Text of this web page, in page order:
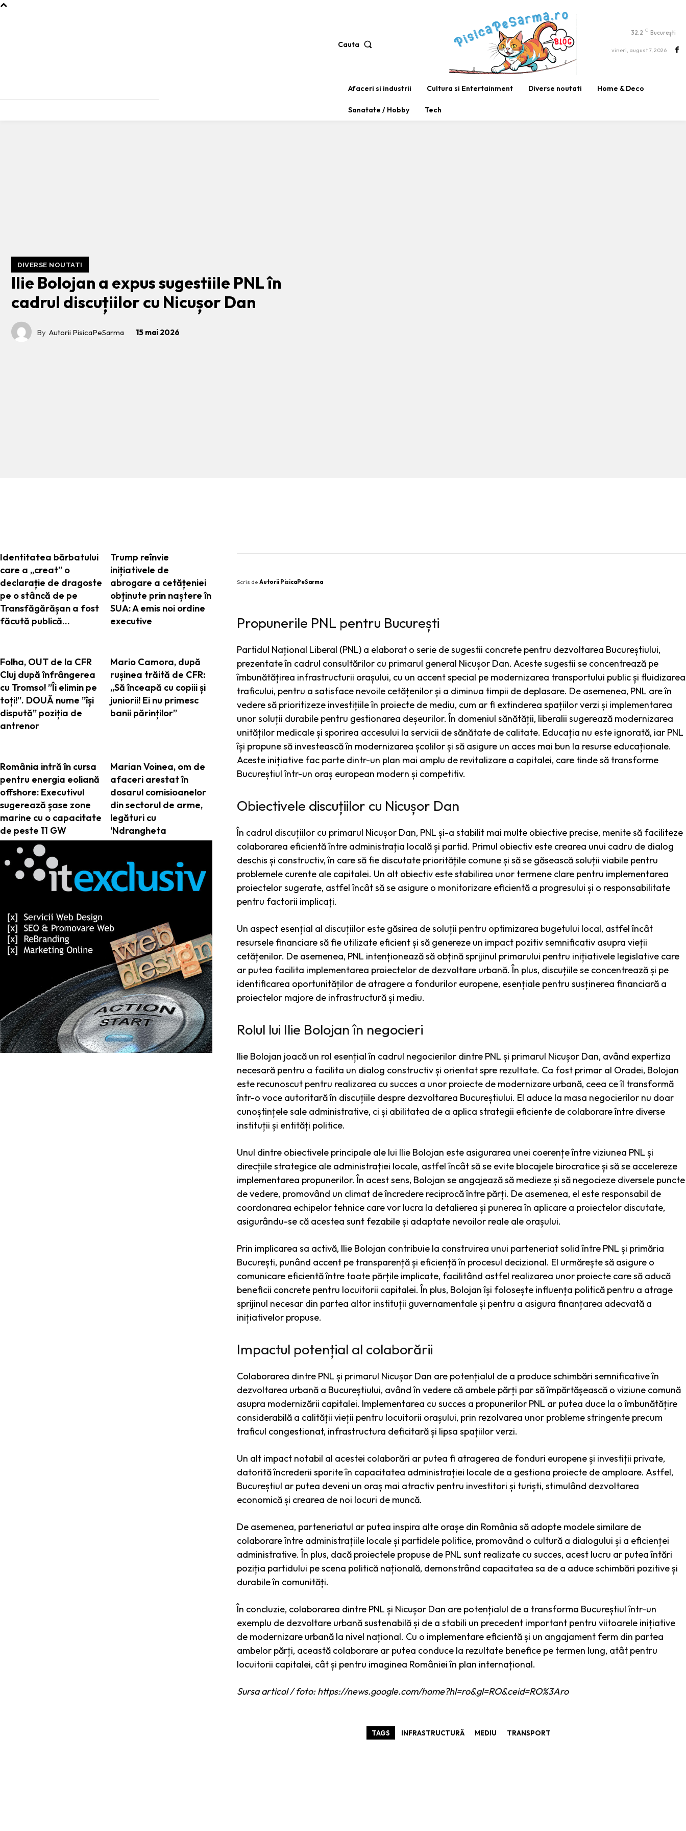
Cauta
32.2 C București
vineri, august 7, 2026
Afaceri si industrii Cultura si Entertainment Diverse noutati Home & Deco
Sanatate / Hobby Tech
DIVERSE NOUTATI
Ilie Bolojan a expus sugestiile PNL în
cadrul discuțiilor cu Nicușor Dan
By Autorii PisicaPeSarma 15 mai 2026
Identitatea bărbatului
care a „creat” o
declarație de dragoste
pe o stâncă de pe
Transfăgărășan a fost
făcută publică…
Trump reînvie
inițiativele de
abrogare a cetățeniei
obținute prin naștere în
SUA: A emis noi ordine
executive
Folha, OUT de la CFR
Cluj după înfrângerea
cu Tromso! ”Îi elimin pe
toți!”. DOUĂ nume ”își
dispută” poziția de
antrenor
Mario Camora, după
rușinea trăită de CFR:
„Să înceapă cu copiii și
juniorii! Ei nu primesc
banii părinților”
România intră în cursa
pentru energia eoliană
offshore: Executivul
sugerează șase zone
marine cu o capacitate
de peste 11 GW
Marian Voinea, om de
afaceri arestat în
dosarul comisioanelor
din sectorul de arme,
legături cu
‘Ndrangheta
Scris de Autorii PisicaPeSarma
Propunerile PNL pentru București
Partidul Național Liberal (PNL) a elaborat o serie de sugestii concrete pentru dezvoltarea Bucureștiului,
prezentate în cadrul consultărilor cu primarul general Nicușor Dan. Aceste sugestii se concentrează pe
îmbunătățirea infrastructurii orașului, cu un accent special pe modernizarea transportului public și fluidizarea
traficului, pentru a satisface nevoile cetățenilor și a diminua timpii de deplasare. De asemenea, PNL are în
vedere să prioritizeze investițiile în proiecte de mediu, cum ar fi extinderea spațiilor verzi și implementarea
unor soluții durabile pentru gestionarea deșeurilor. În domeniul sănătății, liberalii sugerează modernizarea
unităților medicale și sporirea accesului la servicii de sănătate de calitate. Educația nu este ignorată, iar PNL
își propune să investească în modernizarea școlilor și să asigure un acces mai bun la resurse educaționale.
Aceste inițiative fac parte dintr-un plan mai amplu de revitalizare a capitalei, care tinde să transforme
Bucureștiul într-un oraș european modern și competitiv.
Obiectivele discuțiilor cu Nicușor Dan
În cadrul discuțiilor cu primarul Nicușor Dan, PNL și-a stabilit mai multe obiective precise, menite să faciliteze
colaborarea eficientă între administrația locală și partid. Primul obiectiv este crearea unui cadru de dialog
deschis și constructiv, în care să fie discutate prioritățile comune și să se găsească soluții viabile pentru
problemele curente ale capitalei. Un alt obiectiv este stabilirea unor termene clare pentru implementarea
proiectelor sugerate, astfel încât să se asigure o monitorizare eficientă a progresului și o responsabilitate
pentru factorii implicați.
Un aspect esențial al discuțiilor este găsirea de soluții pentru optimizarea bugetului local, astfel încât
resursele financiare să fie utilizate eficient și să genereze un impact pozitiv semnificativ asupra vieții
cetățenilor. De asemenea, PNL intenționează să obțină sprijinul primarului pentru inițiativele legislative care
ar putea facilita implementarea proiectelor de dezvoltare urbană. În plus, discuțiile se concentrează și pe
identificarea oportunităților de atragere a fondurilor europene, esențiale pentru susținerea financiară a
proiectelor majore de infrastructură și mediu.
Rolul lui Ilie Bolojan în negocieri
Ilie Bolojan joacă un rol esențial în cadrul negocierilor dintre PNL și primarul Nicușor Dan, având expertiza
necesară pentru a facilita un dialog constructiv și orientat spre rezultate. Ca fost primar al Oradei, Bolojan
este recunoscut pentru realizarea cu succes a unor proiecte de modernizare urbană, ceea ce îl transformă
într-o voce autoritară în discuțiile despre dezvoltarea Bucureștiului. El aduce la masa negocierilor nu doar
cunoștințele sale administrative, ci și abilitatea de a aplica strategii eficiente de colaborare între diverse
instituții și entități politice.
Unul dintre obiectivele principale ale lui Ilie Bolojan este asigurarea unei coerențe între viziunea PNL și
direcțiile strategice ale administrației locale, astfel încât să se evite blocajele birocratice și să se accelereze
implementarea propunerilor. În acest sens, Bolojan se angajează să medieze și să negocieze diversele puncte
de vedere, promovând un climat de încredere reciprocă între părți. De asemenea, el este responsabil de
coordonarea echipelor tehnice care vor lucra la detalierea și punerea în aplicare a proiectelor discutate,
asigurându-se că acestea sunt fezabile și adaptate nevoilor reale ale orașului.
Prin implicarea sa activă, Ilie Bolojan contribuie la construirea unui parteneriat solid între PNL și primăria
București, punând accent pe transparență și eficiență în procesul decizional. El urmărește să asigure o
comunicare eficientă între toate părțile implicate, facilitând astfel realizarea unor proiecte care să aducă
beneficii concrete pentru locuitorii capitalei. În plus, Bolojan își folosește influența politică pentru a atrage
sprijinul necesar din partea altor instituții guvernamentale și pentru a asigura finanțarea adecvată a
inițiativelor propuse.
Impactul potențial al colaborării
Colaborarea dintre PNL și primarul Nicușor Dan are potențialul de a produce schimbări semnificative în
dezvoltarea urbană a Bucureștiului, având în vedere că ambele părți par să împărtășească o viziune comună
asupra modernizării capitalei. Implementarea cu succes a propunerilor PNL ar putea duce la o îmbunătățire
considerabilă a calității vieții pentru locuitorii orașului, prin rezolvarea unor probleme stringente precum
traficul congestionat, infrastructura deficitară și lipsa spațiilor verzi.
Un alt impact notabil al acestei colaborări ar putea fi atragerea de fonduri europene și investiții private,
datorită încrederii sporite în capacitatea administrației locale de a gestiona proiecte de amploare. Astfel,
Bucureștiul ar putea deveni un oraș mai atractiv pentru investitori și turiști, stimulând dezvoltarea
economică și crearea de noi locuri de muncă.
De asemenea, parteneriatul ar putea inspira alte orașe din România să adopte modele similare de
colaborare între administrațiile locale și partidele politice, promovând o cultură a dialogului și a eficienței
administrative. În plus, dacă proiectele propuse de PNL sunt realizate cu succes, acest lucru ar putea întări
poziția partidului pe scena politică națională, demonstrând capacitatea sa de a aduce schimbări pozitive și
durabile în comunități.
În concluzie, colaborarea dintre PNL și Nicușor Dan are potențialul de a transforma Bucureștiul într-un
exemplu de dezvoltare urbană sustenabilă și de a stabili un precedent important pentru viitoarele inițiative
de modernizare urbană la nivel național. Cu o implementare eficientă și un angajament ferm din partea
ambelor părți, această colaborare ar putea conduce la rezultate benefice pe termen lung, atât pentru
locuitorii capitalei, cât și pentru imaginea României în plan internațional.
Sursa articol / foto: https://news.google.com/home?hl=ro&gl=RO&ceid=RO%3Aro
TAGS INFRASTRUCTURĂ MEDIU TRANSPORT